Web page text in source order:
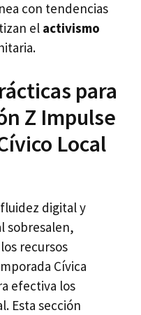
con tendencias
el activismo
para
Z Impulse
Local
fluidez digital y
sobresalen,
recursos
Cívica
efectiva los
Esta sección